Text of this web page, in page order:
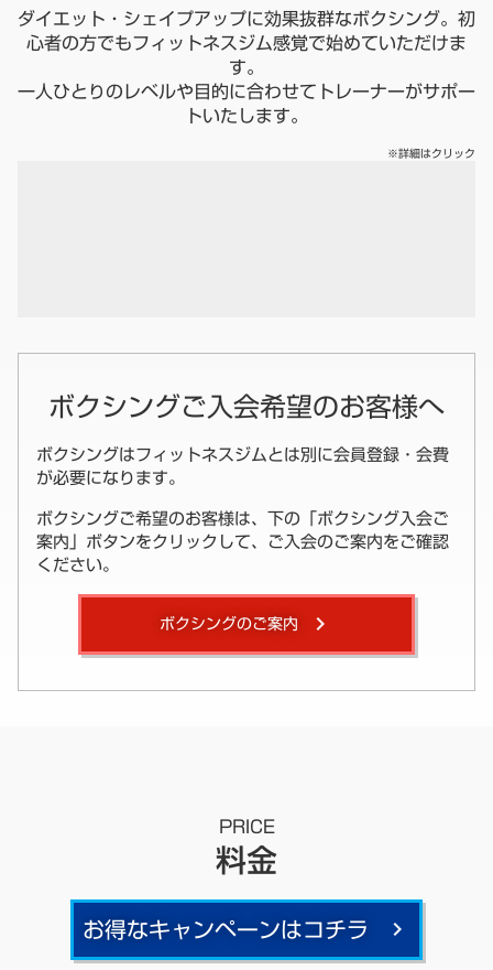
ダイエット・シェイプアップに効果抜群なボクシング。初
心者の方でもフィットネスジム感覚で始めていただけま
す。
一人ひとりのレベルや目的に合わせてトレーナーがサポー
トいたします。
※詳細はクリック
ボクシングご入会希望のお客様へ
ボクシングはフィットネスジムとは別に会員登録・会費
が必要になります。
ボクシングご希望のお客様は、下の「ボクシング入会ご
案内」ボタンをクリックして、ご入会のご案内をご確認
ください。
ボクシングのご案内 keyboard_arrow_right
PRICE
料金
お得なキャンペーンはコチラ keyboard_arrow_right